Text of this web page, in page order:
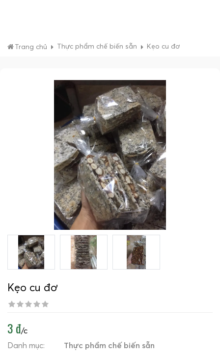
Trang chủ Thực phẩm chế biến sẵn Kẹo cu đơ
Kẹo cu đơ
3 đ/c
Danh mục:
Thực phẩm chế biến sẵn